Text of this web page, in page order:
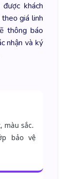
khách
giá linh
thông báo
nhận và ký
màu sắc.
bảo vệ